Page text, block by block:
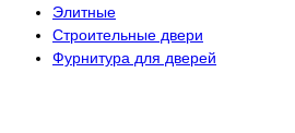
Элитные
Строительные двери
Фурнитура для дверей